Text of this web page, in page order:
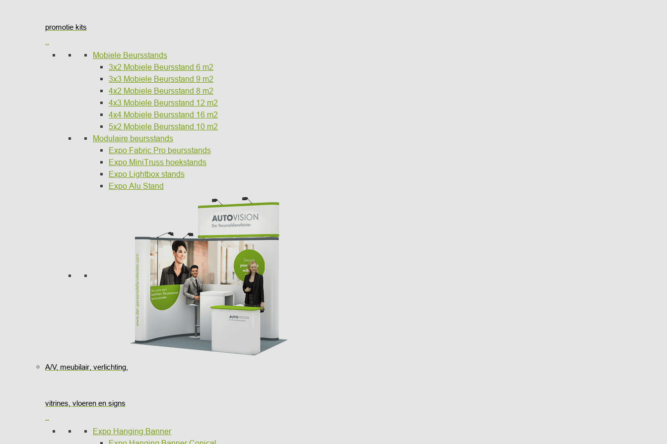
promotie kits
Mobiele Beursstands
3x2 Mobiele Beursstand 6 m2
3x3 Mobiele Beursstand 9 m2
4x2 Mobiele Beursstand 8 m2
4x3 Mobiele Beursstand 12 m2
4x4 Mobiele Beursstand 16 m2
5x2 Mobiele Beursstand 10 m2
Modulaire beursstands
Expo Fabric Pro beursstands
Expo MiniTruss hoekstands
Expo Lightbox stands
Expo Alu Stand
A/V, meubilair, verlichting,
vitrines, vloeren en signs
Expo Hanging Banner